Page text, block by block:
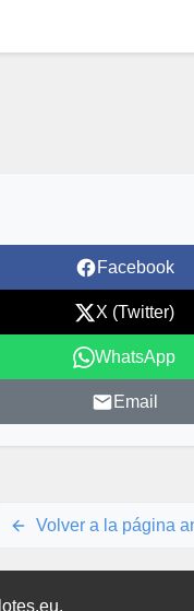
Facebook
X (Twitter)
WhatsApp
Email
Volver a la página